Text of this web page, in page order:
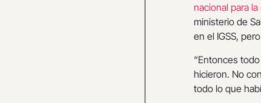
nacional para
ministerio de
en el IGSS,
“Entonces
hicieron. No
todo lo que